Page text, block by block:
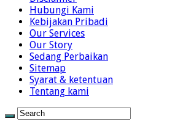
Hubungi Kami
Kebijakan Pribadi
Our Services
Our Story
Sedang Perbaikan
Sitemap
Syarat & ketentuan
Tentang kami